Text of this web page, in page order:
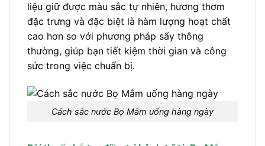
liệu giữ được màu sắc tự nhiên, hương thơm
đặc trưng và đặc biệt là hàm lượng hoạt chất
cao hơn so với phương pháp sấy thông
thường, giúp bạn tiết kiệm thời gian và công
sức trong việc chuẩn bị.
Cách sắc nước Bọ Mắm uống hàng ngày